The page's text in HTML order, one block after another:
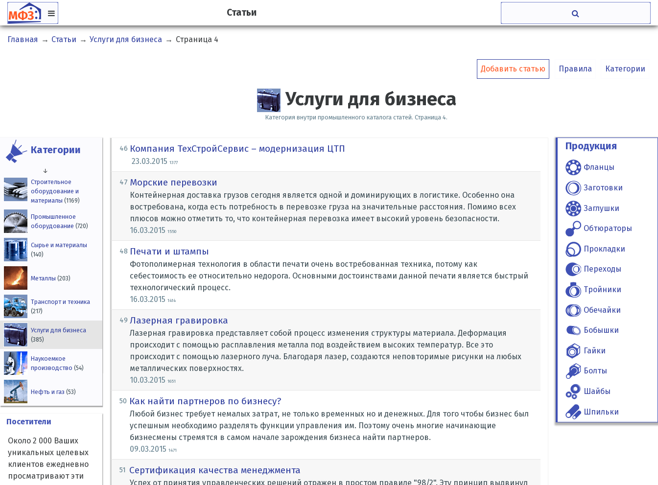
Статьи
Главная → Статьи → Услуги для бизнеса → Страница 4
Добавить статью Правила Категории
Услуги для бизнеса
Категория внутри промышленного каталога статей. Страница 4.
Категории
↓
Строительное
оборудование и
материалы(1169)
Промышленное
оборудование(720)
Сырье и материалы
(140)
Металлы(203)
Транспорт и техника
(217)
Услуги для бизнеса
(385)
Наукоемкое
производство(54)
Нефть и газ(53)
Посетители
Около 2 000 Ваших
уникальных целевых
клиентов ежедневно
просматривают эти
46 Компания ТехСтройСервис – модернизация ЦТП
23.03.2015 1377
47 Морские перевозки
Контейнерная доставка грузов сегодня является одной и доминирующих в логистике. Особенно она
востребована, когда есть потребность в перевозке груза на значительные расстояния. Помимо всех
плюсов можно отметить то, что контейнерная перевозка имеет высокий уровень безопасности.
16.03.2015 1550
48 Печати и штампы
Фотополимерная технология в области печати очень востребованная техника, потому как
себестоимость ее относительно недорога. Основными достоинствами данной печати является быстрый
технологический процесс.
16.03.2015 1414
49 Лазерная гравировка
Лазерная гравировка представляет собой процесс изменения структуры материала. Деформация
происходит с помощью расплавления металла под воздействием высоких температур. Все это
происходит с помощью лазерного луча. Благодаря лазер, создаются неповторимые рисунки на любых
металлических поверхностях.
10.03.2015 1651
50 Как найти партнеров по бизнесу?
Любой бизнес требует немалых затрат, не только временных но и денежных. Для того чтобы бизнес был
успешным необходимо разделять функции управления им. Поэтому очень многие начинающие
бизнесмены стремятся в самом начале зарождения бизнеса найти партнеров.
09.03.2015 1471
51 Сертификация качества менеджмента
Успех от принятия управленческих решений отражен в простом правиле "98/2". Эту принцип выдвинул
Продукция
Фланцы
Заготовки
Заглушки
Обтюраторы
Прокладки
Переходы
Тройники
Обечайки
Бобышки
Гайки
Болты
Шайбы
Шпильки